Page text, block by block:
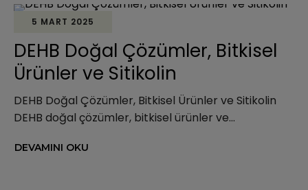
5 MART 2025
DEHB Doğal Çözümler, Bitkisel
Ürünler ve Sitikolin
DEHB Doğal Çözümler, Bitkisel Ürünler ve Sitikolin
DEHB doğal çözümler, bitkisel ürünler ve...
DEVAMINI OKU